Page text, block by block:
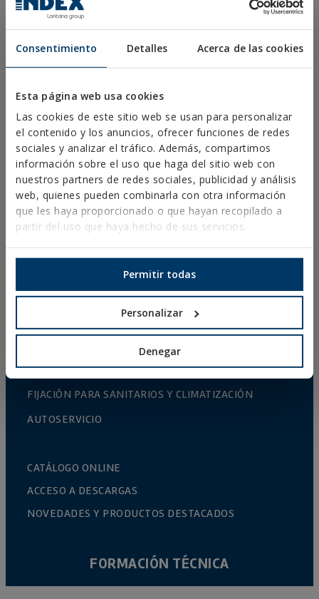
Consentimiento Detalles Acerca de las cookies
Esta página web usa cookies
Las cookies de este sitio web se usan para personalizar
el contenido y los anuncios, ofrecer funciones de redes
sociales y analizar el tráfico. Además, compartimos
información sobre el uso que haga del sitio web con
nuestros partners de redes sociales, publicidad y análisis
web, quienes pueden combinarla con otra información
que les haya proporcionado o que hayan recopilado a
partir del uso que haya hecho de sus servicios.
Permitir todas
Personalizar
Denegar
TORNILLOS PARA CUBIERTAS Y FACHADAS
TORNILLOS BROCA, ROSCA CHAPA Y PVC
TORNILLOS PARA MADERA
CONECTORES PARA MADERA
TORNILLERÍA NORMALIZADA
BROCAS, PUNTAS Y ACCESORIOS
ABRAZADERAS METÁLICAS PESADAS
ABRAZADERAS METÁLICAS LIGERAS
SISTEMAS DE PROTECCIÓN CONTRA INCENDIOS
SOPORTES PARA CANALONES
ABRAZADERAS PLÁSTICAS
SISTEMAS DE INSTALACIÓN Y FIJACIONES PARA
VARILLA ROSCADA Y ACCESORIOS DE FIJACIÓN
FIJACIÓN PARA SANITARIOS Y CLIMATIZACIÓN
AUTOSERVICIO
CATÁLOGO ONLINE
ACCESO A DESCARGAS
NOVEDADES Y PRODUCTOS DESTACADOS
FORMACIÓN TÉCNICA